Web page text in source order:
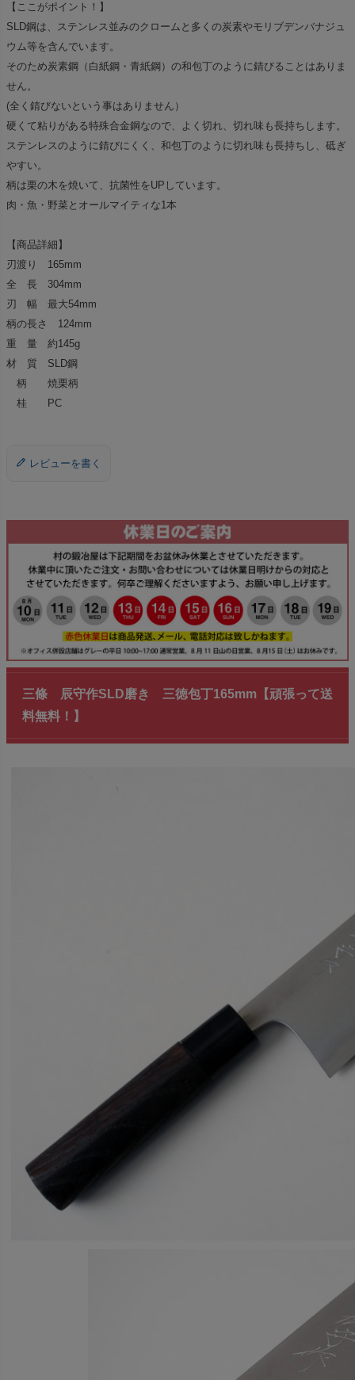
【ここがポイント！】
SLD鋼は、ステンレス並みのクロームと多くの炭素やモリブデンバナジュ
ウム等を含んでいます。
そのため炭素鋼（白紙鋼・青紙鋼）の和包丁のように錆びることはありま
せん。
(全く錆びないという事はありません）
硬くて粘りがある特殊合金鋼なので、よく切れ、切れ味も長持ちします。
ステンレスのように錆びにくく、和包丁のように切れ味も長持ちし、砥ぎ
やすい。
柄は栗の木を焼いて、抗菌性をUPしています。
肉・魚・野菜とオールマイティな1本
【商品詳細】
刃渡り 165mm
全 長 304mm
刃 幅 最大54mm
柄の長さ 124mm
重 量 約145g
材 質 SLD鋼
柄 焼栗柄
桂 PC
レビューを書く
三條 辰守作SLD磨き 三徳包丁165mm【頑張って送
料無料！】